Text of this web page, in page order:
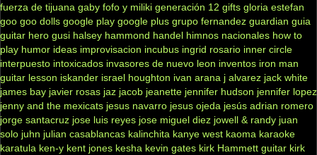
fuerza de tijuana gaby fofo y miliki generación 12 gifts gloria estefan
goo goo dolls google play google plus grupo fernandez guardian guia
guitar hero gusi halsey hammond handel himnos nacionales how to
play humor ideas improvisacion incubus ingrid rosario inner circle
interpuesto intoxicados invasores de nuevo leon inventos iron man
guitar lesson iskander israel houghton ivan arana j alvarez jack white
james bay javier rosas jaz jacob jeanette jennifer hudson jennifer lopez
jenny and the mexicats jesus navarro jesus ojeda jesús adrian romero
jorge santacruz jose luis reyes jose miguel diez jowell & randy juan
solo juhn julian casablancas kalinchita kanye west kaoma karaoke
karatula ken-y kent jones kesha kevin gates kirk Hammett guitar kirk